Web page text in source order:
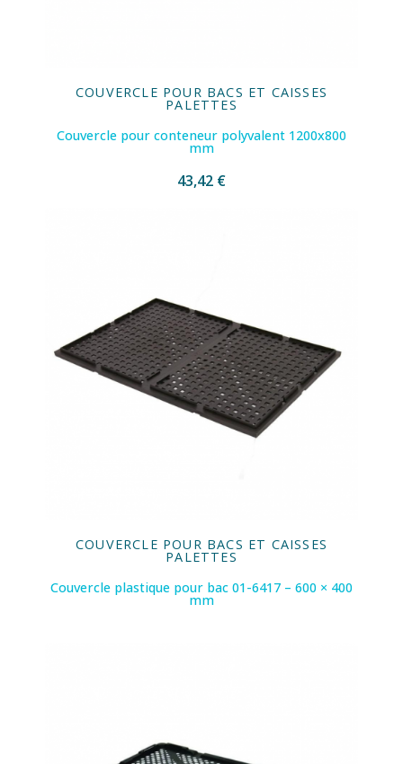
COUVERCLE POUR BACS ET CAISSES
PALETTES
Couvercle pour conteneur polyvalent 1200x800
mm
43,42 €
COUVERCLE POUR BACS ET CAISSES
PALETTES
Couvercle plastique pour bac 01-6417 – 600 × 400
mm